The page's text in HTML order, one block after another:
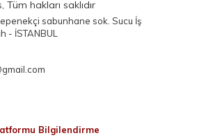
hakları saklıdır
sabunhane sok. Sucu İş
- İSTANBUL
Bilgilendirme